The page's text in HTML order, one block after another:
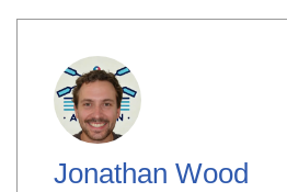
Jonathan Wood